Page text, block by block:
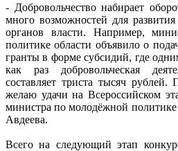
- Добровольчество набирает
много возможностей для
органов власти. Например,
политике области объявило о
гранты в форме субсидий, где
как раз добровольческая
составляет триста тысяч
желаю удачи на Всероссийском
министра по молодёжной
Авдеева.
Всего на следующий этап